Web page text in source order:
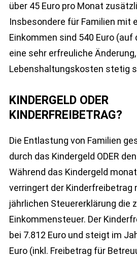
über 45 Euro pro Monat
Insbesondere für Familien mit
Einkommen sind 540 Euro
eine sehr erfreuliche
Lebenshaltungskosten stetig
KINDERGELD ODER
KINDERFREIBETRAG?
Die Entlastung von Familien
durch das Kindergeld ODER
Während das Kindergeld
verringert der Kinderfreibetrag
jährlichen Steuererklärung die
Einkommensteuer. Der
bei 7.812 Euro und steigt im
Euro (inkl. Freibetrag für